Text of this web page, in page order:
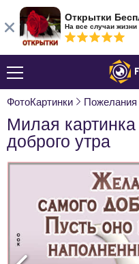
ФотоКартинки Пожелания
Милая
доброго утра
Открытки
На все случаи жизни